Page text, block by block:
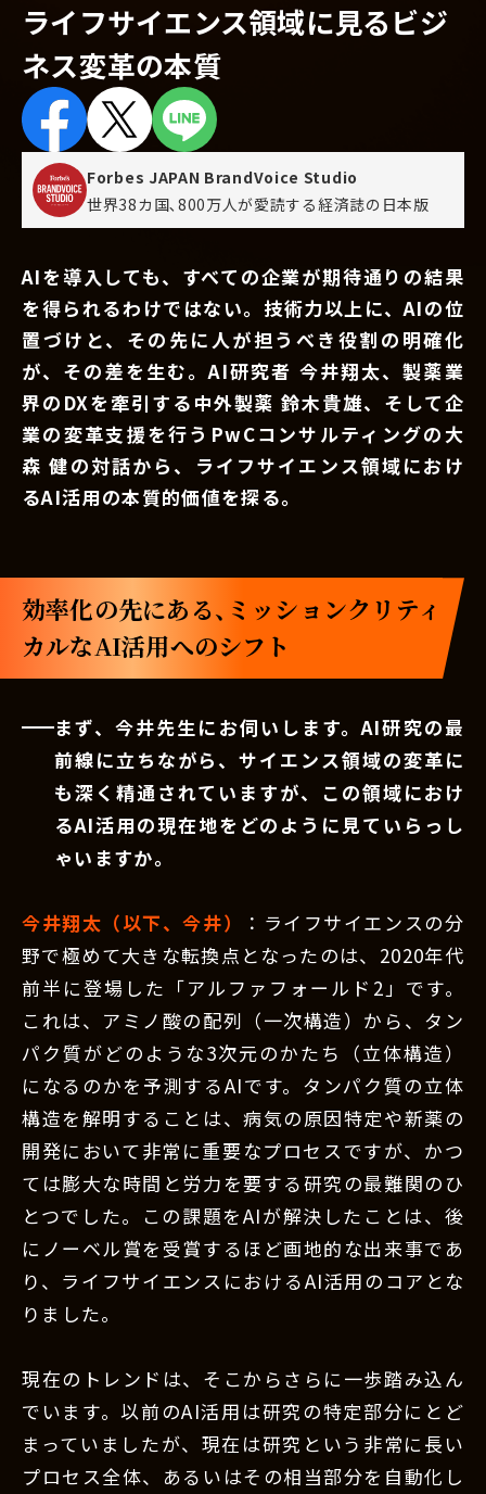
ライフサイエンス領域に見るビジ
ネス変革の本質
Forbes JAPAN BrandVoice Studio
世界38カ国､800万人が愛読する 経済誌の日本版
AIを導入しても、すべての企業が期待通りの結果
を得られるわけではない。技術力以上に、AIの位
置づけと、その先に人が担うべき役割の明確化
が、その差を生む。AI研究者 今井翔太、製薬業
界のDXを牽引する中外製薬 鈴木貴雄、そして企
業の変革支援を行うPwCコンサルティングの大
森 健の対話から、ライフサイエンス領域におけ
るAI活用の本質的価値を探る。
効率化の先にある、ミッションクリティ
カルなAI活用へのシフト
まず、今井先生にお伺いします。AI研究の最
前線に立ちながら、サイエンス領域の変革に
も深く精通されていますが、この領域におけ
るAI活用の現在地をどのように見ていらっし
ゃいますか。
今井翔太（以下、今井）
：ライフサイエンスの分
野で極めて大きな転換点となったのは、2020年代
前半に登場した「アルファフォールド2」です。
これは、アミノ酸の配列（一次構造）から、タン
パク質がどのような3次元のかたち（立体構造）
になるのかを予測するAIです。タンパク質の立体
構造を解明することは、病気の原因特定や新薬の
開発において非常に重要なプロセスですが、かつ
ては膨大な時間と労力を要する研究の最難関のひ
とつでした。この課題をAIが解決したことは、後
にノーベル賞を受賞するほど画地的な出来事であ
り、ライフサイエンスにおけるAI活用のコアとな
りました。
現在のトレンドは、そこからさらに一歩踏み込ん
でいます。以前のAI活用は研究の特定部分にとど
まっていましたが、現在は研究という非常に長い
プロセス全体、あるいはその相当部分を自動化し